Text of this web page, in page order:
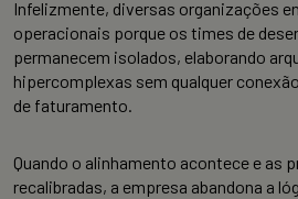
Infelizmente, diversas organizações
operacionais porque os times de
permanecem isolados, elaborando
hipercomplexas sem qualquer
de faturamento.
Quando o alinhamento acontece e as
recalibradas, a empresa abandona a